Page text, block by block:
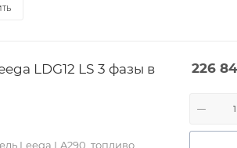
LDG12 LS 3 фазы в
Leega LA290, топливо
226